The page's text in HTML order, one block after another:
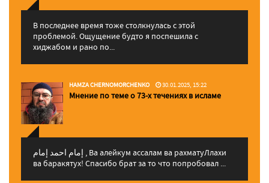
В последнее время тоже столкнулась с этой
проблемой. Ощущение будто я поспешила с
хиджабом и рано по...
HAMZA CHERNOMORCHENKO 30.01.2025, 15:22
Мнение по теме о 73-х течениях в исламе
إمام احمد إمام , Ва алейкум ассалам ва рахматуЛлахи
ва баракятух! Спасибо брат за то что попробовал ...